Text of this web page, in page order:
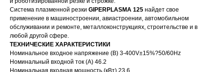
Система плазменной резки GIPERPLASMA 125 найдет свое
применение в машиностроении, авиастроении, автомобильном
обслуживании и ремонте, металлоконструкциях, строительстве и в
любой другой сфере.
ТЕХНИЧЕСКИЕ ХАРАКТЕРИСТИКИ
Номинальное входное напряжение (В) 3-400V±15%?50/60Hz
Номинальный входной ток (А) 46.2
Номинальная входная мощность (кВт) 23.6